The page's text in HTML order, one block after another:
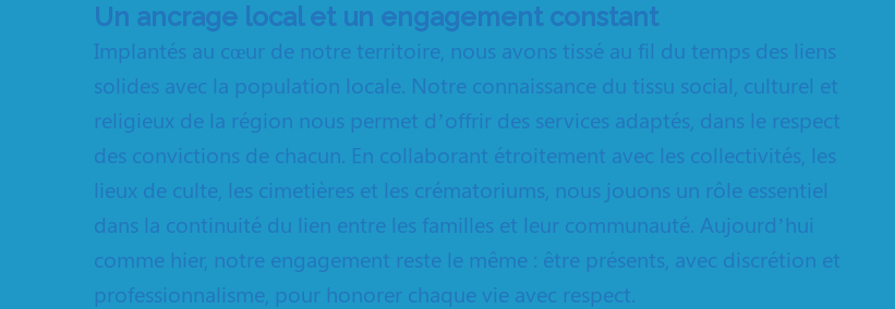
Un ancrage local et un engagement constant
Implantés au cœur de notre territoire, nous avons tissé au fil du temps des liens
solides avec la population locale. Notre connaissance du tissu social, culturel et
religieux de la région nous permet d’offrir des services adaptés, dans le respect
des convictions de chacun. En collaborant étroitement avec les collectivités, les
lieux de culte, les cimetières et les crématoriums, nous jouons un rôle essentiel
dans la continuité du lien entre les familles et leur communauté. Aujourd’hui
comme hier, notre engagement reste le même : être présents, avec discrétion et
professionnalisme, pour honorer chaque vie avec respect.